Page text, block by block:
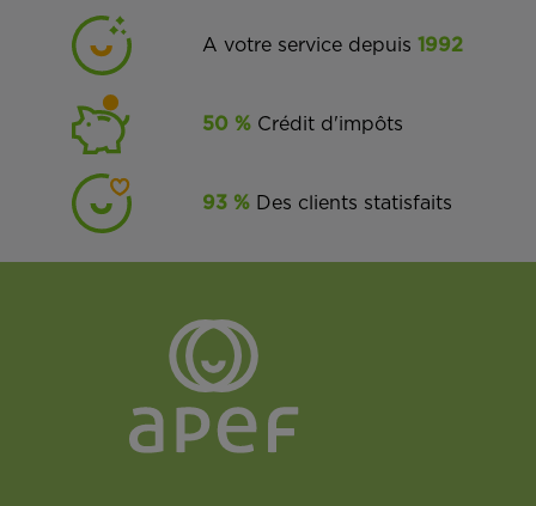
A votre service depuis1992
50 % Crédit d'impôts
93 % Des clients statisfaits